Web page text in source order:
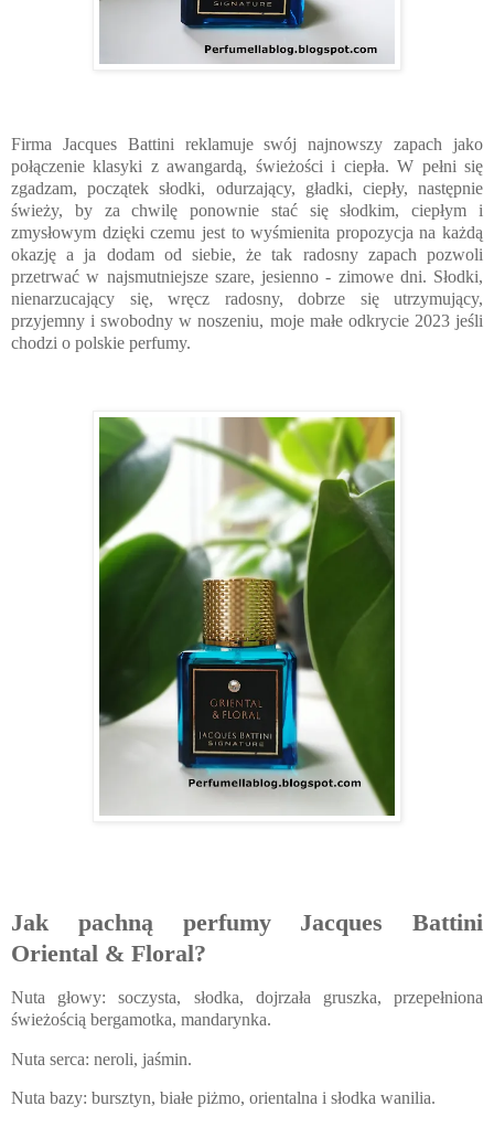
Firma Jacques Battini reklamuje swój najnowszy zapach jako
połączenie klasyki z awangardą, świeżości i ciepła. W pełni się
zgadzam, początek słodki, odurzający, gładki, ciepły, następnie
świeży, by za chwilę ponownie stać się słodkim, ciepłym i
zmysłowym dzięki czemu jest to wyśmienita propozycja na każdą
okazję a ja dodam od siebie, że tak radosny zapach pozwoli
przetrwać w najsmutniejsze szare, jesienno - zimowe dni. Słodki,
nienarzucający się, wręcz radosny, dobrze się utrzymujący,
przyjemny i swobodny w noszeniu, moje małe odkrycie 2023 jeśli
chodzi o polskie perfumy.
Jak pachną perfumy Jacques Battini
Oriental & Floral?
Nuta głowy: soczysta, słodka, dojrzała gruszka, przepełniona
świeżością bergamotka, mandarynka.
Nuta serca: neroli, jaśmin.
Nuta bazy: bursztyn, białe piżmo, orientalna i słodka wanilia.